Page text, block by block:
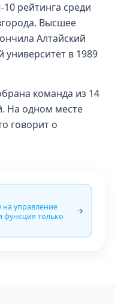
рейтинга среди
Высшее
Алтайский
университет в 1989
команда из 14
На одном месте
говорит о
на управление
функция только